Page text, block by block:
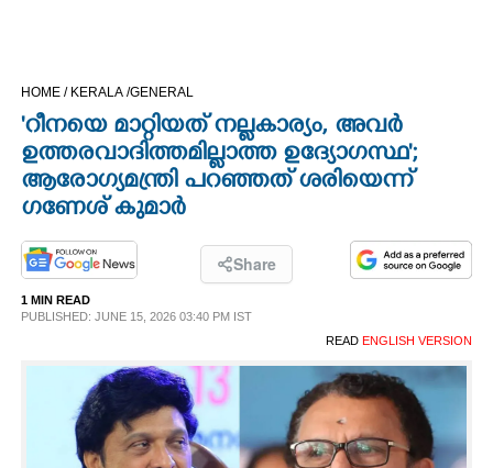
CINEMA
OPINION
HOME / KERALA /GENERAL
'റീനയെ മാറ്റിയത് നല്ലകാര്യം, അവർ
ഉത്തരവാദിത്തമില്ലാത്ത ഉദ്യോഗസ്ഥ';
ആരോഗ്യമന്ത്രി പറഞ്ഞത് ശരിയെന്ന്
ഗണേശ് കുമാർ
Share
1 MIN READ
PUBLISHED: JUNE 15, 2026 03:40 PM IST
READ ENGLISH VERSION